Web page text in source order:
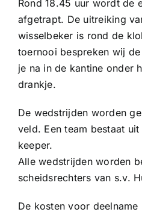
Organisatie
Sponsoren
Commissies
ClubTV
Rond 18.45 uur wordt de
afgetrapt. De uitreiking
wisselbeker is rond de
toernooi bespreken wij
je na in de kantine onder
drankje.
De wedstrijden worden
veld. Een team bestaat
keeper.
Alle wedstrijden worden
scheidsrechters van s.v.
De kosten voor